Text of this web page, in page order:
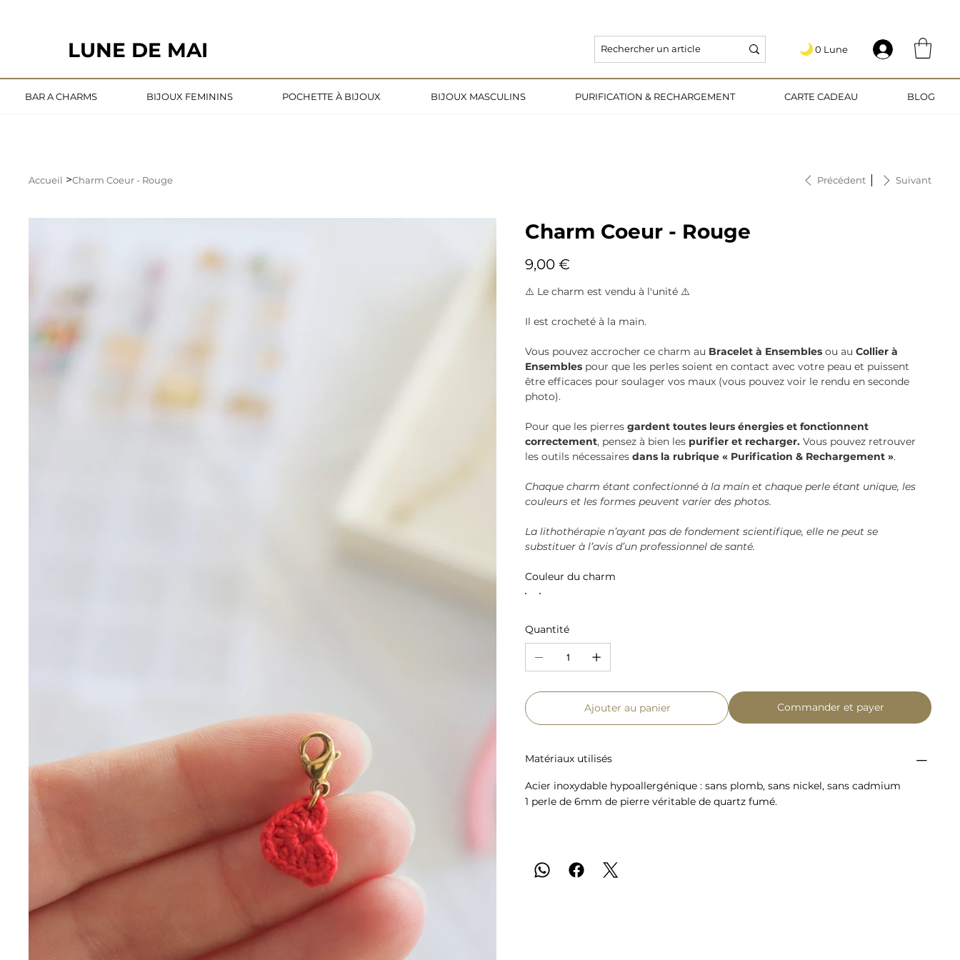
LUNE DE MAI .
0 Lune
BAR A CHARMS BIJOUX FEMININS POCHETTE À BIJOUX BIJOUX MASCULINS PURIFICATION & RECHARGEMENT CARTE CADEAU BLOG
Accueil >Charm Coeur - Rouge Précédent Suivant
Charm Coeur - Rouge
Prix
9,00 €
⚠️ Le charm est vendu à l'unité ⚠️
Il est crocheté à la main.
Vous pouvez accrocher ce charm au Bracelet à Ensembles ou auCollier à
Ensembles pour que les perles soient en contact avec votre peau et puissent
être efficaces pour soulager vos maux (vous pouvez voir le rendu en seconde
photo).
Pour que les pierresgardent toutes leurs énergies et fonctionnent
correctement, pensez à bien les purifier et recharger. Vous pouvez retrouver
les outils nécessairesdans la rubrique « Purification & Rechargement ».
Chaque charm étant confectionné à la main et chaque perle étant unique, les
couleurs et les formes peuvent varier des photos.
La lithothérapie n’ayant pas de fondement scientifique, elle ne peut se
substituer à l’avis d’un professionnel de santé.
Couleur du charm
Quantité
Ajouter au panier Commander et payer
Matériaux utilisés
Acier inoxydable hypoallergénique : sans plomb, sans nickel, sans cadmium
1 perle de 6mm de pierre véritable de quartz fumé.